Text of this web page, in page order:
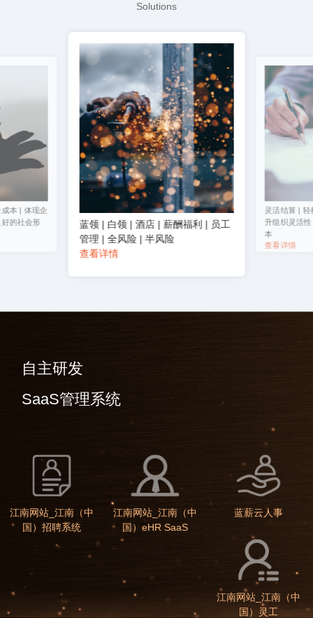
Solutions
本 | 体现企
的社会形
蓝领 | 白领 | 酒店 | 薪酬福利 | 员工
管理 | 全风险 | 半风险
查看详情
灵活结算 |
升组织灵活
本
查看详情
自主研发
SaaS管理系统
江南网站_江南（中
国）招聘系统
江南网站_江南（中
国）eHR SaaS
蓝薪云人事
江南网站_江南（中
国）灵工